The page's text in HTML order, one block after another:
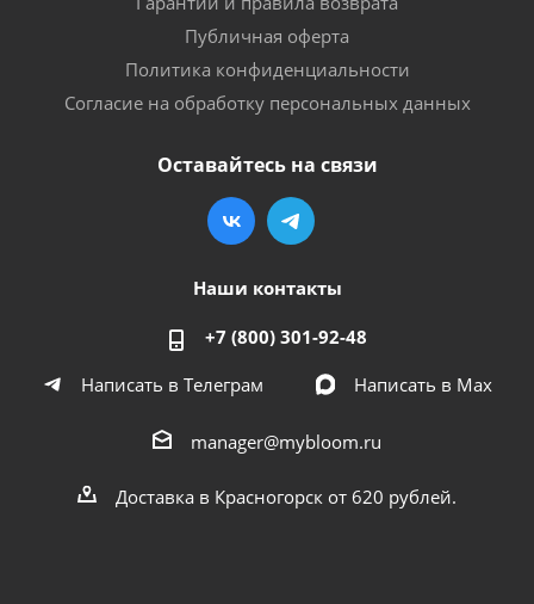
Публичная оферта
Политика конфиденциальности
Согласие на обработку персональных данных
Оставайтесь на связи
Наши контакты
+7 (800) 301-92-48
Написать в Телеграм
Написать в Мах
manager@mybloom.ru
Доставка в Красногорск от 620 рублей.